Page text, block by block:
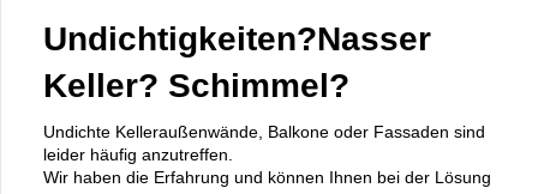
Undichtigkeiten?Nasser
Keller? Schimmel?
Undichte Kelleraußenwände, Balkone oder Fassaden sind
leider häufig anzutreffen.
Wir haben die Erfahrung und können Ihnen bei der Lösung